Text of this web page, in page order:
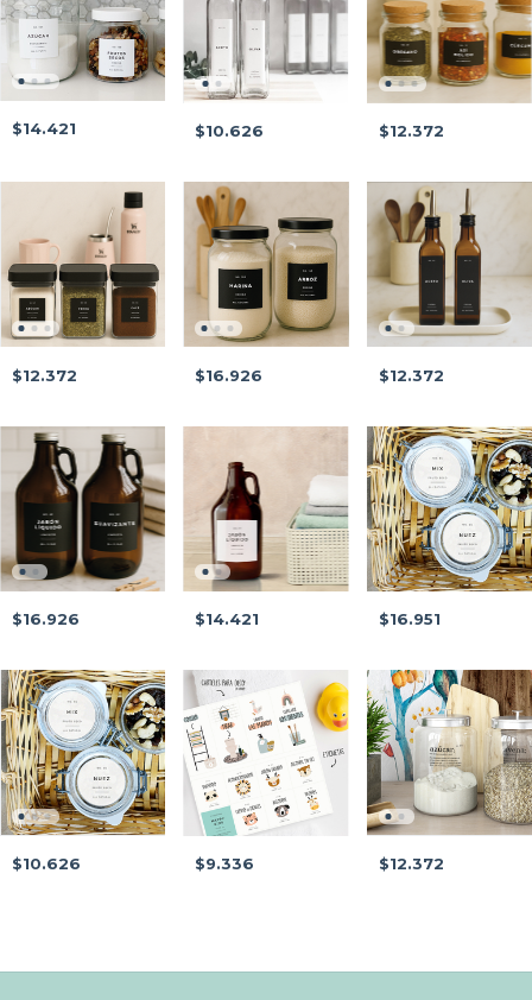
$14.421 $10.626 $12.372
$12.372 $16.926 $12.372
$16.926 $14.421 $16.951
$10.626 $9.336 $12.372